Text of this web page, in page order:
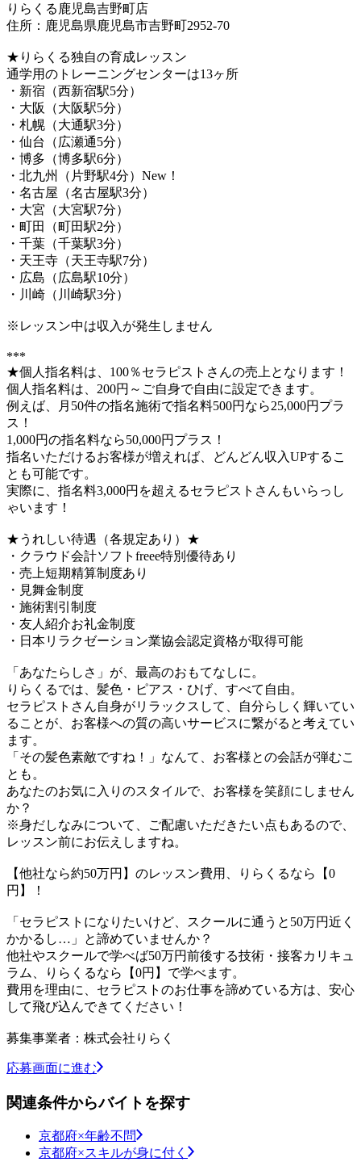
りらくる鹿児島吉野町店
住所：鹿児島県鹿児島市吉野町2952-70
★りらくる独自の育成レッスン
通学用のトレーニングセンターは13ヶ所
・新宿（西新宿駅5分）
・大阪（大阪駅5分）
・札幌（大通駅3分）
・仙台（広瀬通5分）
・博多（博多駅6分）
・北九州（片野駅4分）New！
・名古屋（名古屋駅3分）
・大宮（大宮駅7分）
・町田（町田駅2分）
・千葉（千葉駅3分）
・天王寺（天王寺駅7分）
・広島（広島駅10分）
・川崎（川崎駅3分）
※レッスン中は収入が発生しません
***
★個人指名料は、100％セラピストさんの売上となります！
個人指名料は、200円～ご自身で自由に設定できます。
例えば、月50件の指名施術で指名料500円なら25,000円プラ
ス！
1,000円の指名料なら50,000円プラス！
指名いただけるお客様が増えれば、どんどん収入UPするこ
とも可能です。
実際に、指名料3,000円を超えるセラピストさんもいらっし
ゃいます！
★うれしい待遇（各規定あり）★
・クラウド会計ソフトfreee特別優待あり
・売上短期精算制度あり
・見舞金制度
・施術割引制度
・友人紹介お礼金制度
・日本リラクゼーション業協会認定資格が取得可能
「あなたらしさ」が、最高のおもてなしに。
りらくるでは、髪色・ピアス・ひげ、すべて自由。
セラピストさん自身がリラックスして、自分らしく輝いてい
ることが、お客様への質の高いサービスに繋がると考えてい
ます。
「その髪色素敵ですね！」なんて、お客様との会話が弾むこ
とも。
あなたのお気に入りのスタイルで、お客様を笑顔にしません
か？
※身だしなみについて、ご配慮いただきたい点もあるので、
レッスン前にお伝えしますね。
【他社なら約50万円】のレッスン費用、りらくるなら【0
円】！
「セラピストになりたいけど、スクールに通うと50万円近く
かかるし…」と諦めていませんか？
他社やスクールで学べば50万円前後する技術・接客カリキュ
ラム、りらくるなら【0円】で学べます。
費用を理由に、セラピストのお仕事を諦めている方は、安心
して飛び込んできてください！
募集事業者：株式会社りらく
応募画面に進む
関連条件からバイトを探す
京都府×年齢不問
京都府×スキルが身に付く